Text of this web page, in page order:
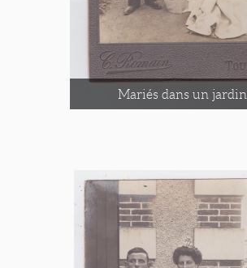
Mariés dans un jardin